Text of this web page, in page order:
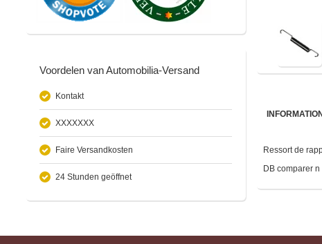
Voordelen van Automobilia-Versand
Kontakt
XXXXXXX
Faire Versandkosten
24 Stunden geöffnet
Ressort de
DB comparer